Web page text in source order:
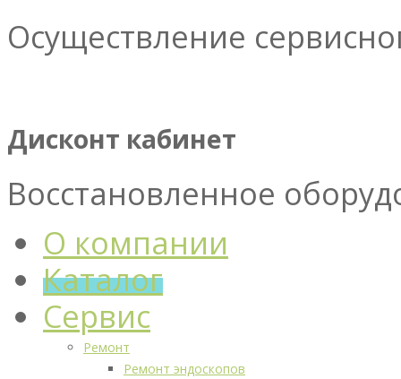
Осуществление
Дисконт кабинет
Восстановленное
О компании
Каталог
Сервис
Ремонт
Ремонт эндоскопов